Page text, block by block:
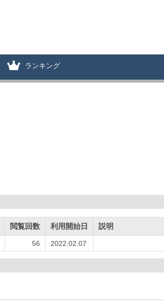
ランキング
閲覧回数 利用開始日 説明
56 2022.02.07